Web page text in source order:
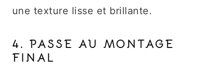
une texture lisse et brillante.
4. PASSE AU MONTAGE
FINAL